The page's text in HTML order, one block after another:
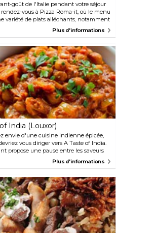
goût de l'Italie pendant votre séjour
vous à Pizza Roma-it, où le menu
variété de plats alléchants, notamment
au bœuf, des pâtes au poulet au pesto
situé près du Marché Forty,
idéal pour savourer un délicieux repas
shopping.
Plus d'informations
India (Louxor)
envie d'une cuisine indienne épicée,
vous diriger vers A Taste of India.
propose une pause entre les saveurs
et présente un menu varié composé de
A Taste of India propose également
de délices culinaires du Moyen-Orient
Plus d'informations